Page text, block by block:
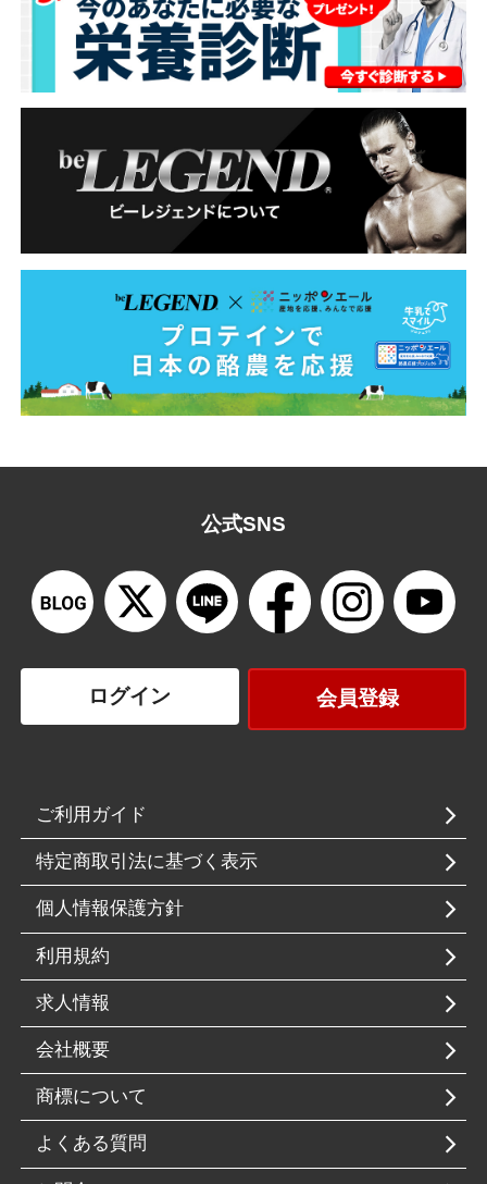
公式SNS
ログイン 会員登録
ご利用ガイド
特定商取引法に基づく表示
個人情報保護方針
利用規約
求人情報
会社概要
商標について
よくある質問